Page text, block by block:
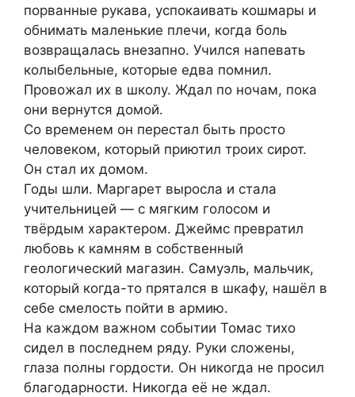
порванные рукава, успокаивать кошмары и
обнимать маленькие плечи, когда боль
возвращалась внезапно. Учился напевать
колыбельные, которые едва помнил.
Провожал их в школу. Ждал по ночам, пока
они вернутся домой.
Со временем он перестал быть просто
человеком, который приютил троих сирот.
Он стал их домом.
Годы шли. Маргарет выросла и стала
учительницей — с мягким голосом и
твёрдым характером. Джеймс превратил
любовь к камням в собственный
геологический магазин. Самуэль, мальчик,
который когда-то прятался в шкафу, нашёл в
себе смелость пойти в армию.
На каждом важном событии Томас тихо
сидел в последнем ряду. Руки сложены,
глаза полны гордости. Он никогда не просил
благодарности. Никогда её не ждал.